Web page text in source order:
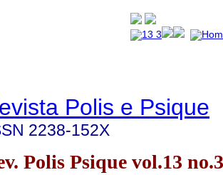
Polis e Psique
2238-152X
Polis Psique vol.13